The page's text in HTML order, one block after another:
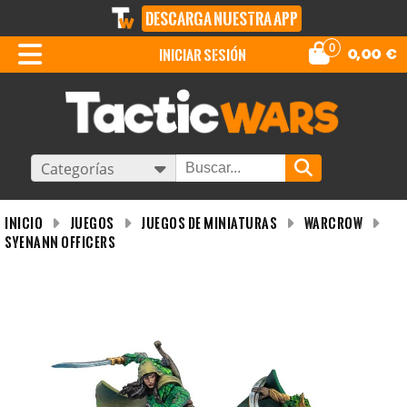
DESCARGA NUESTRA APP
0 0,00 €
iniciar sesión
Categorías
INICIO Juegos Juegos de miniaturas
WARCROW
Syenann Officers